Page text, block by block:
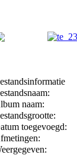
naam:
toegevoegd: